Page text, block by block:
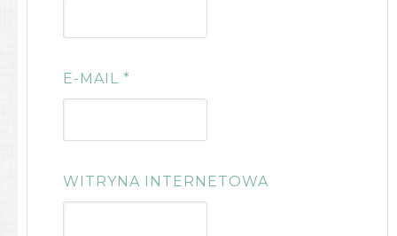
E-MAIL*
WITRYNA INTERNETOWA